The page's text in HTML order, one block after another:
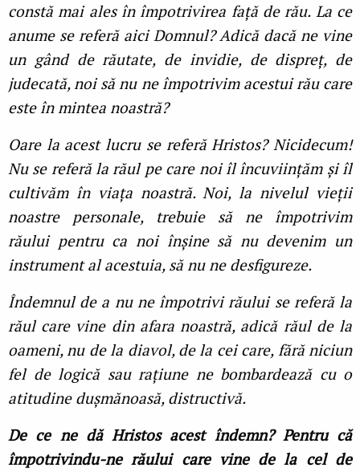
constă mai ales în împotrivirea față de rău. La ce
anume se referă aici Domnul? Adică dacă ne vine
un gând de răutate, de invidie, de dispreț, de
judecată, noi să nu ne împotrivim acestui rău care
este în mintea noastră?
Oare la acest lucru se referă Hristos? Nicidecum!
Nu se referă la răul pe care noi îl încuviințăm și îl
cultivăm în viața noastră. Noi, la nivelul vieții
noastre personale, trebuie să ne împotrivim
răului pentru ca noi înșine să nu devenim un
instrument al acestuia, să nu ne desfigureze.
Îndemnul de a nu ne împotrivi răului se referă la
răul care vine din afara noastră, adică răul de la
oameni, nu de la diavol, de la cei care, fără niciun
fel de logică sau rațiune ne bombardează cu o
atitudine dușmănoasă, distructivă.
De ce ne dă Hristos acest îndemn? Pentru că
împotrivindu-ne răului care vine de la cel de